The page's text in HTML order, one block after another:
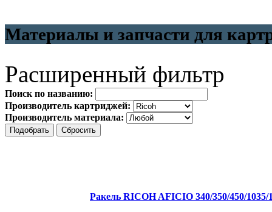
Материалы и запчасти для
Расширенный фильтр
Поиск по названию:
Производитель картриджей:
Производитель материала:
Ракель RICOH AFICIO 340/350/450/1035/